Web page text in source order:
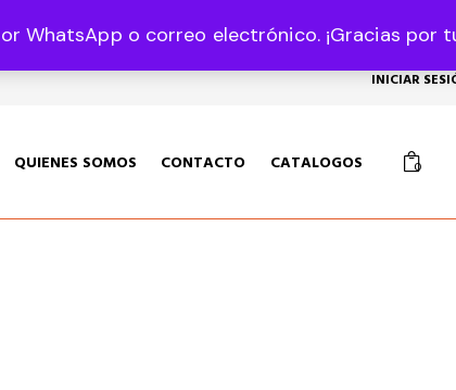
WhatsApp o correo electrónico. ¡Gracias porUSD,
INICIAR
QUIENES SOMOS CONTACTO CATALOGOS 0